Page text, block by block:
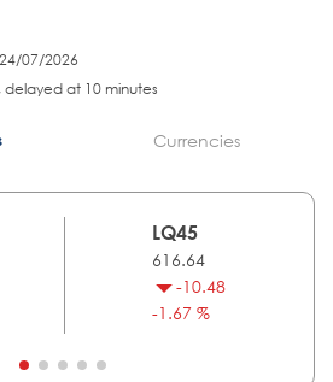
07/2026
at 10 minutes
Currencies
LQ45
616.64
-10.48
-1.67 %